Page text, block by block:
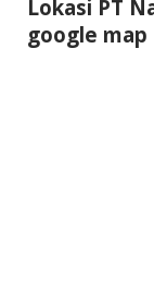
Lokasi PT
google map